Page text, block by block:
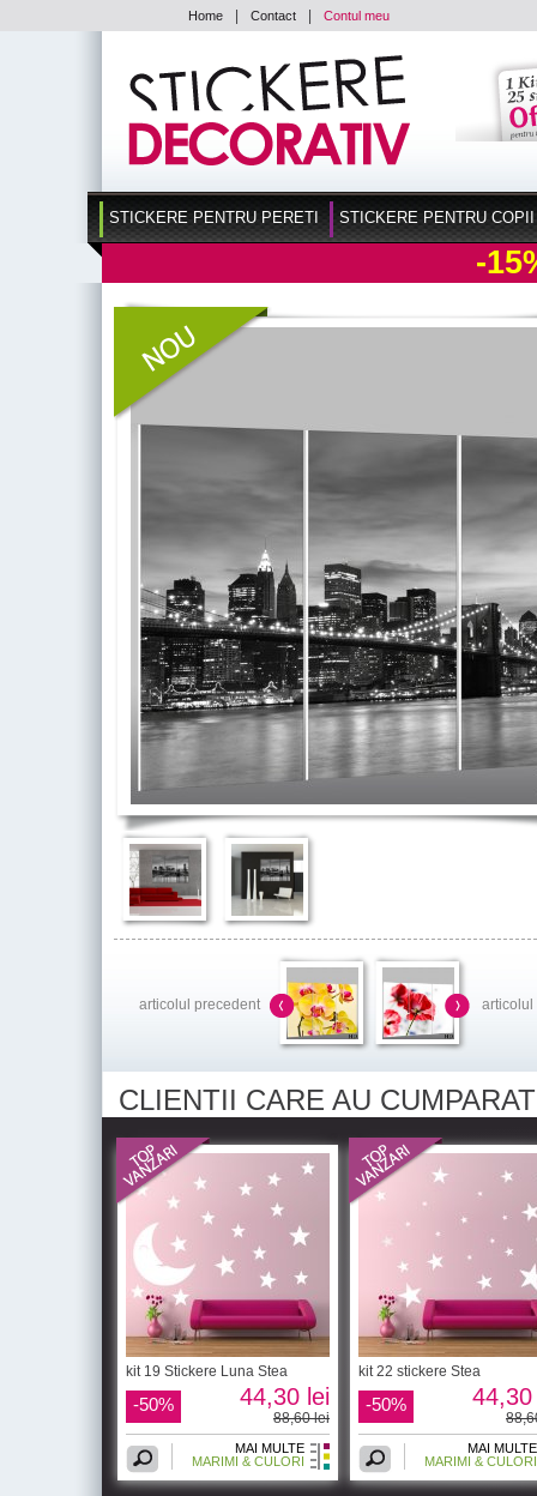
Home Contact Contul meu
STICKERE PENTRU PERETI STICKERE PENTRU COPII
-
articolul precedent articolul
CLIENTII CARE AU
kit 19 Stickere Luna Stea
-50% 44,30 lei
88,60 lei
MAI MULTE
MARIMI & CULORI
kit 22 stickere Stea
-50% 44,30
MAI MULTE
MARIMI & CULORI